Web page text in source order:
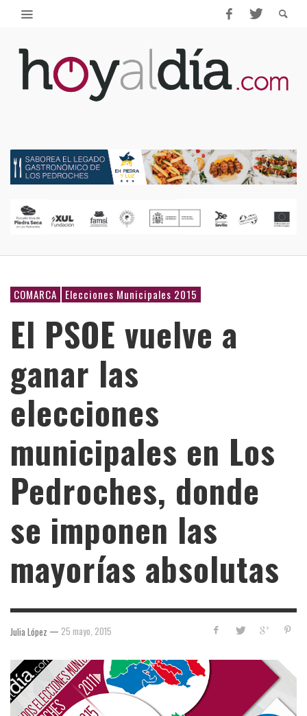
COMARCA Elecciones Municipales 2015
El PSOE vuelve a
ganar las
elecciones
municipales en Los
Pedroches, donde
se imponen las
mayorías absolutas
Julia López — 25 mayo, 2015